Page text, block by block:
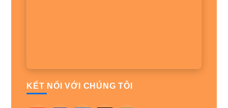
KẾT NỐI VỚI CHÚNG TÔI